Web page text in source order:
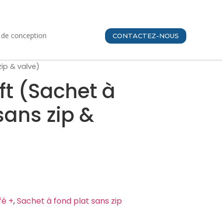
conception CONTACTEZ-NOUS
& valve)
(Sachet à
zip &
+,Sachet à fond plat sans zip